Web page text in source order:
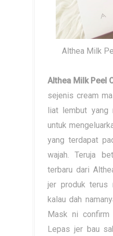
Althea Milk
Althea Milk Peel
sejenis cream
liat lembut yang
untuk
yang terdapat
wajah. Teruja
terbaru dari
jer produk terus
kalau dah
Mask ni confirm
Lepas jer bau